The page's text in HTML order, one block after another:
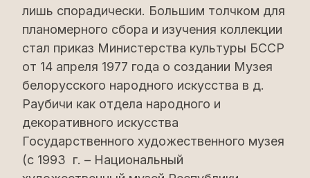
лишь спорадически. Большим толчком для
планомерного сбора и изучения коллекции
стал приказ Министерства культуры БССР
от 14 апреля 1977 года о создании Музея
белорусского народного искусства в д.
Раубичи как отдела народного и
декоративного искусства
Государственного художественного музея
(с 1993 г. – Национальный